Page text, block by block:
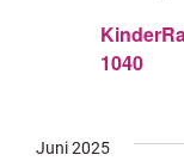
1040
Juni 2025